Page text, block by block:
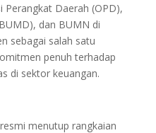
Perangkat Daerah (OPD),
dan BUMN di
sebagai salah satu
penuh terhadap
di sektor keuangan.
menutup rangkaian